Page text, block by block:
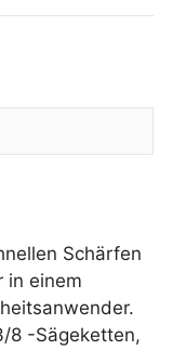
Schärfen
in einem
8 -Sägeketten,